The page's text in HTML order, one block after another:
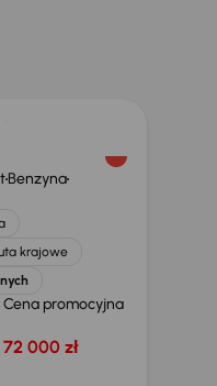
Benzyna
krajowe
Cena promocyjna
72 000 zł